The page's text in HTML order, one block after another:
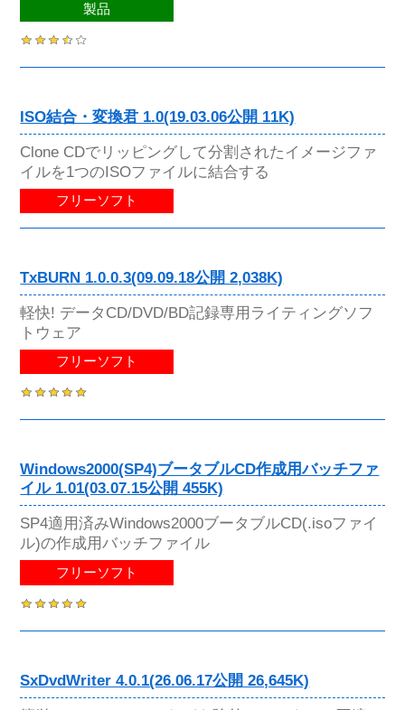
製品
ISO結合・変換君 1.0(19.03.06公開 11K)
Clone CDでリッピングして分割されたイメージファ
イルを1つのISOファイルに結合する
フリーソフト
TxBURN 1.0.0.3(09.09.18公開 2,038K)
軽快! データCD/DVD/BD記録専用ライティングソフ
トウェア
フリーソフト
Windows2000(SP4)ブータブルCD作成用バッチファ
イル 1.01(03.07.15公開 455K)
SP4適用済みWindows2000ブータブルCD(.isoファイ
ル)の作成用バッチファイル
フリーソフト
SxDvdWriter 4.0.1(26.06.17公開 26,645K)